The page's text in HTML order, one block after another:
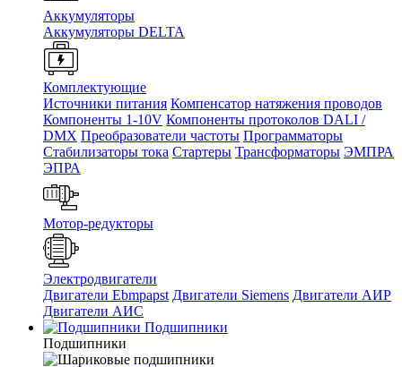
Аккумуляторы
Аккумуляторы DELTA
Комплектующие
Источники питания Компенсатор натяжения проводов
Компоненты 1-10V Компоненты протоколов DALI /
DMX Преобразователи частоты Программаторы
Стабилизаторы тока Стартеры Трансформаторы ЭМПРА
ЭПРА
Мотор-редукторы
Электродвигатели
Двигатели Ebmpapst Двигатели Siemens Двигатели АИР
Двигатели АИС
Подшипники
Подшипники